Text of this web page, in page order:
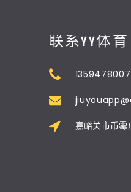
联系YY体育
嘉峪关市币霉